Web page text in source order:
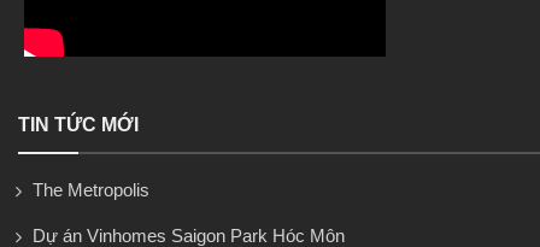
TIN TỨC MỚI
The Metropolis
Dự án Vinhomes Saigon Park Hóc Môn